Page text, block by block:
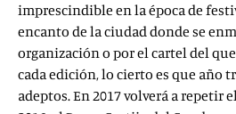
imprescindible en la época de
encanto de la ciudad donde se
organización o por el cartel del
cada edición, lo cierto es que año
adeptos. En 2017 volverá a repetir